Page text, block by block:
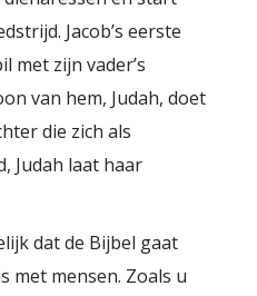
Jacob’s eerste
met zijn vader’s
van hem, Judah, doet
die zich als
Judah laat haar
dat de Bijbel gaat
met mensen. Zoals u